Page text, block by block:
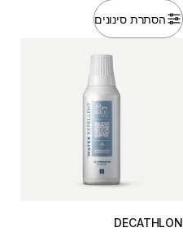
הסתרת סינונים
DECATHLON